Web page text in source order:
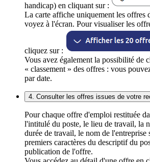
handicap) en cliquant sur :
La carte affiche uniquement les offres
voyez à l'écran. Pour visualiser les
cliquez sur :
Vous avez également la possibilité de
« classement » des offres : vous
par date.
4. Consulter les offres issues de votre
Pour chaque offre d'emploi restituée
l'intitulé du poste, le lieu de travail, la
durée de travail, le nom de l'entreprise
premiers caractères du descriptif du
publication de l'offre.